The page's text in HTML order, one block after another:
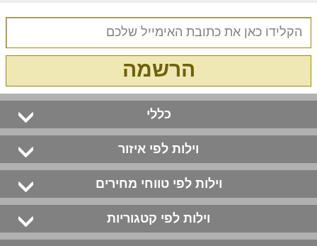
הרשמה
כללי
וילות לפי איזור
וילות לפי טווחי מחירים
וילות לפי קטגוריות